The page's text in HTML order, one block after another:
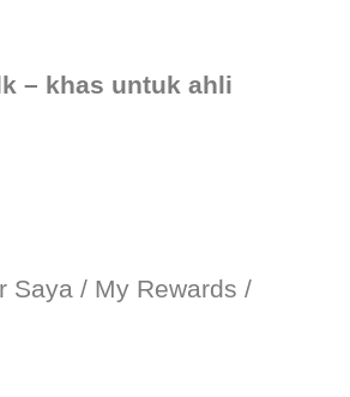
– khas untuk ahli
Saya / My Rewards /